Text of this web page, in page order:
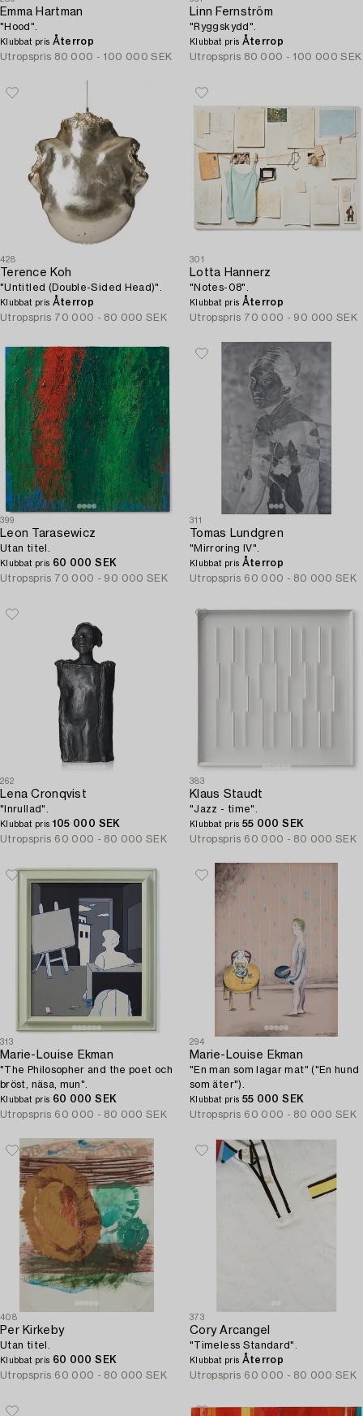
Emma Hartman
"Hood".
Klubbat pris Återrop
Utropspris 80 000 - 100 000 SEK
Linn Fernström
"Ryggskydd".
Klubbat pris Återrop
Utropspris 80 000 - 100 000 SEK
428
Terence Koh
"Untitled (Double-Sided Head)".
Klubbat pris Återrop
Utropspris 70 000 - 80 000 SEK
301
Lotta Hannerz
"Notes-08".
Klubbat pris Återrop
Utropspris 70 000 - 90 000 SEK
399
Leon Tarasewicz
Utan titel.
Klubbat pris 60 000 SEK
Utropspris 70 000 - 90 000 SEK
311
Tomas Lundgren
"Mirroring IV".
Klubbat pris Återrop
Utropspris 60 000 - 80 000 SEK
262
Lena Cronqvist
"Inrullad".
Klubbat pris 105 000 SEK
Utropspris 60 000 - 80 000 SEK
383
Klaus Staudt
"Jazz - time".
Klubbat pris 55 000 SEK
Utropspris 60 000 - 80 000 SEK
313
Marie-Louise Ekman
"The Philosopher and the poet och
bröst, näsa, mun".
Klubbat pris 60 000 SEK
Utropspris 60 000 - 80 000 SEK
294
Marie-Louise Ekman
"En man som lagar mat" ("En hund
som äter").
Klubbat pris 55 000 SEK
Utropspris 60 000 - 80 000 SEK
408
Per Kirkeby
Utan titel.
Klubbat pris 60 000 SEK
Utropspris 60 000 - 80 000 SEK
373
Cory Arcangel
"Timeless Standard".
Klubbat pris Återrop
Utropspris 60 000 - 80 000 SEK